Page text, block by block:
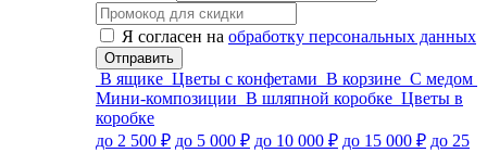
Я согласен на обработку персональных данных
В ящике Цветы с конфетами В корзине С медом
Мини-композиции В шляпной коробке Цветы в
коробке
до 2 500 ₽ до 5 000 ₽ до 10 000 ₽ до 15 000 ₽ до 25